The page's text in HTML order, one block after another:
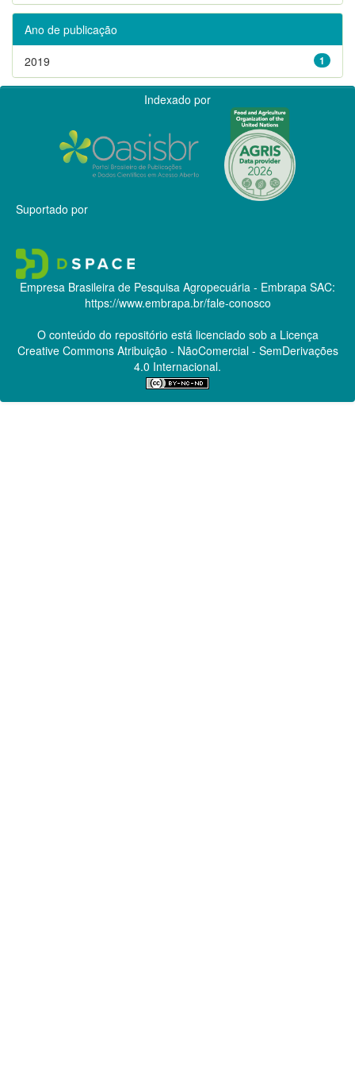
Ano de publicação
1
2019
Indexado por
Suportado por
Empresa Brasileira de Pesquisa Agropecuária - Embrapa SAC:
https://www.embrapa.br/fale-conosco
O conteúdo do repositório está licenciado sob a Licença
Creative CommonsAtribuição - NãoComercial - SemDerivações
4.0 Internacional.